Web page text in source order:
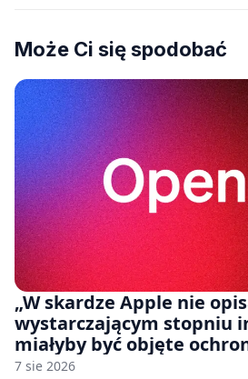
Może Ci się spodobać
„W skardze Apple nie
wystarczającym stopniu
miałyby być objęte
handlowej”. OpenAI żąda
7 sie 2026